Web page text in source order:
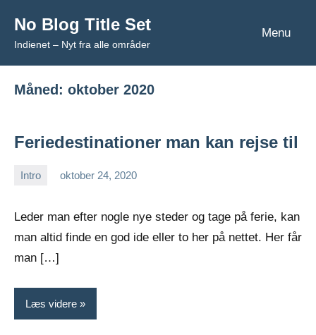
indhold
No Blog Title Set
Indienet – Nyt fra alle områder
Menu
Måned: oktober 2020
Feriedestinationer man kan rejse til
Intro oktober 24, 2020
Leder man efter nogle nye steder og tage på ferie, kan
man altid finde en god ide eller to her på nettet. Her får
man […]
Læs videre